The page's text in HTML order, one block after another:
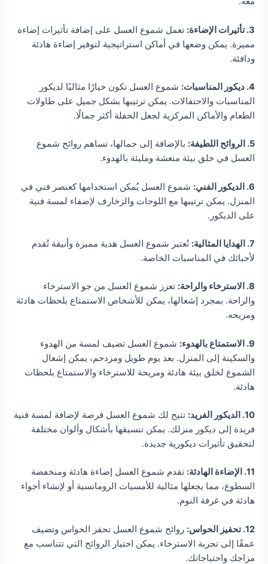
3. تأثيرات الإضاءة:
تعمل شموع العسل على إضافة تأثيرات إضاءة
مميزة. يمكن وضعها في أماكن استراتيجية لتوفير إضاءة هادئة
ودافئة.
4. ديكور المناسبات:
شموع العسل تكون خيارًا مثاليًا لديكور
المناسبات والاحتفالات. يمكن ترتيبها بشكل جميل على طاولات
الطعام والأماكن المركزية لجعل الحفلة أكثر جمالًا.
5. الروائح اللطيفة:
بالإضافة إلى جمالها، تساهم روائح شموع
العسل في خلق بيئة منعشة ومليئة بالهدوء.
6. الديكور الفني:
شموع العسل يُمكن استخدامها كعنصر فني في
المنزل. يمكن ترتيبها مع اللوحات والزخارف لإضفاء لمسة فنية
على الديكور.
7. الهدايا المثالية:
تُعتبر شموع العسل هدية مميزة وأنيقة تُقدم
لأحبائك في المناسبات الخاصة.
8. الاسترخاء والراحة:
تعزز شموع العسل من جو الاسترخاء
والراحة. بمجرد إشعالها، يمكن للأشخاص الاستمتاع بلحظات هادئة
ومريحه.
9. الاستمتاع بالهدوء:
شموع العسل تضيف لمسة من الهدوء
والسكينة إلى المنزل. بعد يوم طويل ومزدحم، يمكن إشعال
الشموع لخلق بيئة هادئة ومريحة للاسترخاء والاستمتاع بلحظات
هادئة.
10. الديكور الفريد:
تتيح لك شموع العسل فرصة لإضافة لمسة فنية
فريدة إلى ديكور منزلك. يمكن تنسيقها بأشكال وألوان مختلفة
لتحقيق تأثيرات ديكورية جديدة.
11. الإضاءة الهادئة:
تقدم شموع العسل إضاءة هادئة ومنخفضة
السطوع، مما يجعلها مثالية للأمسيات الرومانسية أو لإنشاء أجواء
هادئة في غرفة النوم.
12. تحفيز الحواس:
روائح شموع العسل تحفز الحواس وتضيف
عمقًا إلى تجربة الاسترخاء. يمكن اختيار الروائح التي تتناسب مع
مزاجك واحتياجاتك.